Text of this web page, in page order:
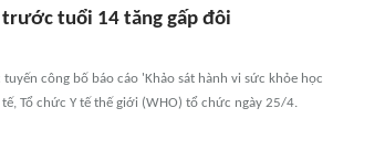
trước tuổi 14 tăng gấp đôi
công bố báo cáo 'Khảo sát hành vi sức khỏe học
Tổ chức Y tế thế giới (WHO) tổ chức ngày 25/4.